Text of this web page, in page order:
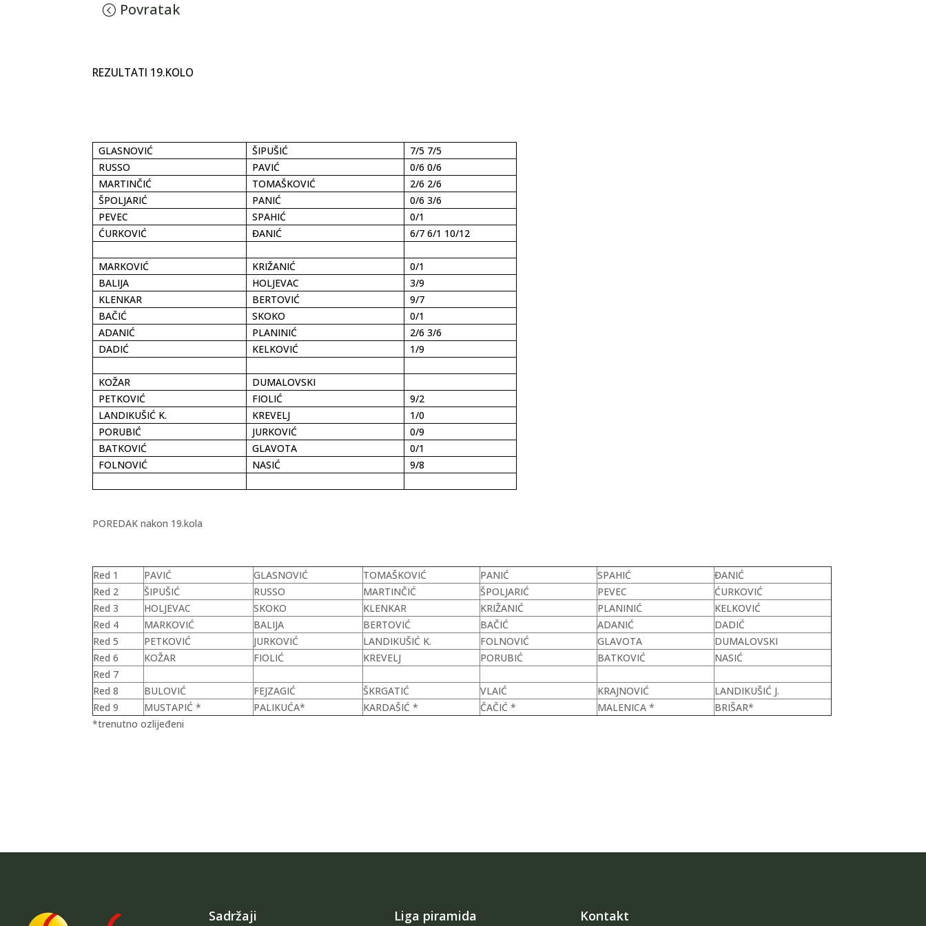
Povratak
REZULTATI 19.KOLO
GLASNOVIĆ ŠIPUŠIĆ
7/5 7/5
RUSSO
PAVIĆ
0/6 0/6
MARTINČIĆ
TOMAŠKOVIĆ
2/6 2/6
ŠPOLJARIĆ
PANIĆ
0/6 3/6
PEVEC
SPAHIĆ
0/1
ĆURKOVIĆ
ĐANIĆ 6/7 6/1 10/12
MARKOVIĆ KRIŽANIĆ
0/1
BALIJA
HOLJEVAC
3/9
KLENKAR
BERTOVIĆ
9/7
BAČIĆ
SKOKO
0/1
ADANIĆ
PLANINIĆ
2/6 3/6
DADIĆ
KELKOVIĆ 1/9
KOŽAR
DUMALOVSKI
PETKOVIĆ
FIOLIĆ
9/2
LANDIKUŠIĆ K.
KREVELJ
1/0
PORUBIĆ
JURKOVIĆ
0/9
BATKOVIĆ
GLAVOTA
0/1
FOLNOVIĆ
NASIĆ 9/8
POREDAK nakon 19.kola
Red 1 PAVIĆ GLASNOVIĆ TOMAŠKOVIĆ PANIĆ SPAHIĆ
ĐANIĆ
Red 2
ŠIPUŠIĆ RUSSO MARTINČIĆ ŠPOLJARIĆ PEVEC
ĆURKOVIĆ
Red 3
HOLJEVAC SKOKO KLENKAR KRIŽANIĆ PLANINIĆ
KELKOVIĆ
Red 4
MARKOVIĆ BALIJA BERTOVIĆ BAČIĆ ADANIĆ
DADIĆ
Red 5
PETKOVIĆ JURKOVIĆ LANDIKUŠIĆ K. FOLNOVIĆ GLAVOTA
DUMALOVSKI
Red 6
KOŽAR FIOLIĆ KREVELJ PORUBIĆ BATKOVIĆ
NASIĆ
Red 7
Red 8
BULOVIĆ FEJZAGIĆ ŠKRGATIĆ VLAIĆ KRAJNOVIĆ
LANDIKUŠIĆ J.
Red 9
MUSTAPIĆ * PALIKUĆA* KARDAŠIĆ * ČAČIĆ * MALENICA *
BRIŠAR*
*trenutno ozlijeđeni
Sadržaji Liga piramida Kontakt